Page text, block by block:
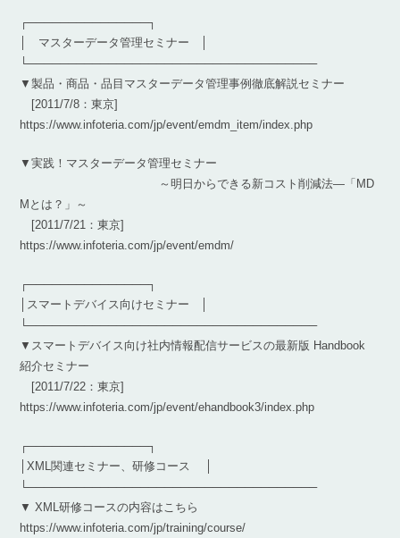
┌───────────────┐
│ マスターデータ管理セミナー │
└────────────────────────────────────
▼製品・商品・品目マスターデータ管理事例徹底解説セミナー
[2011/7/8：東京]
https://www.infoteria.com/jp/event/emdm_item/index.php
▼実践！マスターデータ管理セミナー
～明日からできる新コスト削減法―「MD
Mとは？」～
[2011/7/21：東京]
https://www.infoteria.com/jp/event/emdm/
┌───────────────┐
│スマートデバイス向けセミナー │
└────────────────────────────────────
▼スマートデバイス向け社内情報配信サービスの最新版 Handbook
紹介セミナー
[2011/7/22：東京]
https://www.infoteria.com/jp/event/ehandbook3/index.php
┌───────────────┐
│XML関連セミナー、研修コース │
└────────────────────────────────────
▼ XML研修コースの内容はこちら
https://www.infoteria.com/jp/training/course/